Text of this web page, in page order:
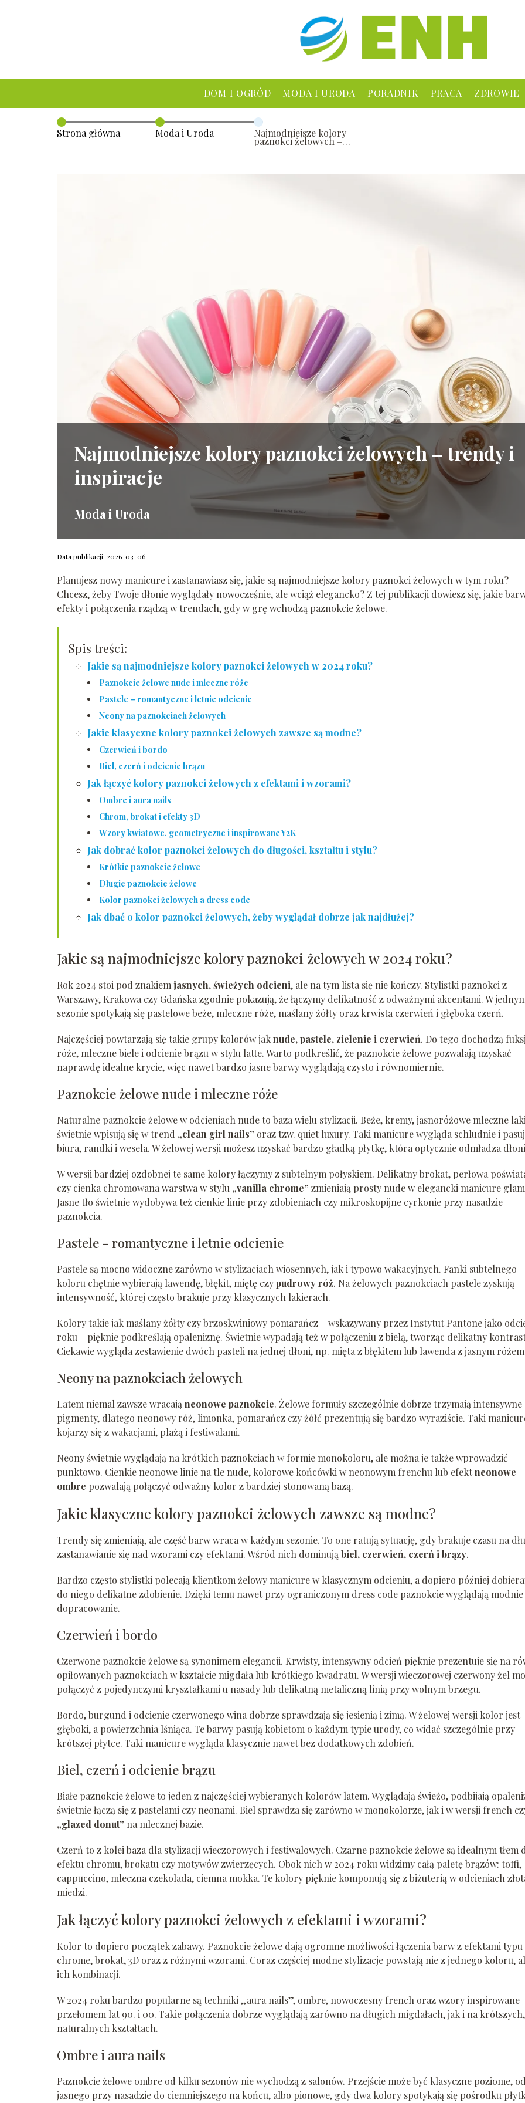
DOM I OGRÓD MODA I URODA PORADNIK PRACA ZDROWIE
Strona główna Moda i Uroda Najmodniejsze kolory
paznokci żelowych –
trendy i inspiracje
Najmodniejsze kolory paznokci żelowych – trendy i
inspiracje
Moda i Uroda
Data publikacji: 2026-03-06
Planujesz nowy manicure i zastanawiasz się, jakie są najmodniejsze kolory paznokci żelowych w tym roku?
Chcesz, żeby Twoje dłonie wyglądały nowocześnie, ale wciąż elegancko? Z tej publikacji dowiesz się, jakie
efekty i połączenia rządzą w trendach, gdy w grę wchodzą paznokcie żelowe.
Spis treści:
Jakie są najmodniejsze kolory paznokci żelowych w 2024 roku?
Paznokcie żelowe nude i mleczne róże
Pastele – romantyczne i letnie odcienie
Neony na paznokciach żelowych
Jakie klasyczne kolory paznokci żelowych zawsze są modne?
Czerwień i bordo
Biel, czerń i odcienie brązu
Jak łączyć kolory paznokci żelowych z efektami i wzorami?
Ombre i aura nails
Chrom, brokat i efekty 3D
Wzory kwiatowe, geometryczne i inspirowane Y2K
Jak dobrać kolor paznokci żelowych do długości, kształtu i stylu?
Krótkie paznokcie żelowe
Długie paznokcie żelowe
Kolor paznokci żelowych a dress code
Jak dbać o kolor paznokci żelowych, żeby wyglądał dobrze jak najdłużej?
Jakie są najmodniejsze kolory paznokci żelowych w 2024 roku?
Rok 2024 stoi pod znakiem jasnych, świeżych odcieni, ale na tym lista się nie kończy. Stylistki paznokci z
Warszawy, Krakowa czy Gdańska zgodnie pokazują, że łączymy delikatność z odważnymi akcentami. W
sezonie spotykają się pastelowe beże, mleczne róże, maślany żółty oraz krwista czerwień i głęboka czerń.
Najczęściej powtarzają się takie grupy kolorów jaknude, pastele, zielenie i czerwień. Do tego dochodzą
róże, mleczne biele i odcienie brązu w stylu latte. Warto podkreślić, że paznokcie żelowe pozwalają uzyskać
naprawdę idealne krycie, więc nawet bardzo jasne barwy wyglądają czysto i równomiernie.
Paznokcie żelowe nude i mleczne róże
Naturalne paznokcie żelowe w odcieniach nude to baza wielu stylizacji. Beże, kremy, jasnoróżowe mleczne
świetnie wpisują się w trend „clean girl nails” oraz tzw. quiet luxury. Taki manicure wygląda schludnie i
biura, randki i wesela. W żelowej wersji możesz uzyskać bardzo gładką płytkę, która optycznie odmładza
W wersji bardziej ozdobnej te same kolory łączymy z subtelnym połyskiem. Delikatny brokat, perłowa
czy cienka chromowana warstwa w stylu „vanilla chrome” zmieniają prosty nude w elegancki manicure
Jasne tło świetnie wydobywa też cienkie linie przy zdobieniach czy mikroskopijne cyrkonie przy nasadzie
paznokcia.
Pastele – romantyczne i letnie odcienie
Pastele są mocno widoczne zarówno w stylizacjach wiosennych, jak i typowo wakacyjnych. Fanki subtelnego
koloru chętnie wybierają lawendę, błękit, miętę czypudrowy róż. Na żelowych paznokciach pastele zyskują
intensywność, której często brakuje przy klasycznych lakierach.
Kolory takie jak maślany żółty czy brzoskwiniowy pomarańcz – wskazywany przez Instytut Pantone jako
roku – pięknie podkreślają opaleniznę. Świetnie wypadają też w połączeniu z bielą, tworząc delikatny
Ciekawie wygląda zestawienie dwóch pasteli na jednej dłoni, np. mięta z błękitem lub lawenda z jasnym
Neony na paznokciach żelowych
Latem niemal zawsze wracają neonowe paznokcie. Żelowe formuły szczególnie dobrze trzymają intensywne
pigmenty, dlatego neonowy róż, limonka, pomarańcz czy żółć prezentują się bardzo wyraziście. Taki
kojarzy się z wakacjami, plażą i festiwalami.
Neony świetnie wyglądają na krótkich paznokciach w formie monokoloru, ale można je także wprowadzić
punktowo. Cienkie neonowe linie na tle nude, kolorowe końcówki w neonowym frenchu lub efektneonowe
ombre pozwalają połączyć odważny kolor z bardziej stonowaną bazą.
Jakie klasyczne kolory paznokci żelowych zawsze są modne?
Trendy się zmieniają, ale część barw wraca w każdym sezonie. To one ratują sytuację, gdy brakuje czasu na
zastanawianie się nad wzorami czy efektami. Wśród nich dominują biel, czerwień, czerń i brązy.
Bardzo często stylistki polecają klientkom żelowy manicure w klasycznym odcieniu, a dopiero później
do niego delikatne zdobienie. Dzięki temu nawet przy ograniczonym dress code paznokcie wyglądają modnie
dopracowanie.
Czerwień i bordo
Czerwone paznokcie żelowe są synonimem elegancji. Krwisty, intensywny odcień pięknie prezentuje się na
opiłowanych paznokciach w kształcie migdała lub krótkiego kwadratu. W wersji wieczorowej czerwony żel
połączyć z pojedynczymi kryształkami u nasady lub delikatną metaliczną linią przy wolnym brzegu.
Bordo, burgund i odcienie czerwonego wina dobrze sprawdzają się jesienią i zimą. W żelowej wersji kolor jest
głęboki, a powierzchnia lśniąca. Te barwy pasują kobietom o każdym typie urody, co widać szczególnie przy
krótszej płytce. Taki manicure wygląda klasycznie nawet bez dodatkowych zdobień.
Biel, czerń i odcienie brązu
Białe paznokcie żelowe to jeden z najczęściej wybieranych kolorów latem. Wyglądają świeżo, podbijają
świetnie łączą się z pastelami czy neonami. Biel sprawdza się zarówno w monokolorze, jak i w wersji french
„glazed donut” na mlecznej bazie.
Czerń to z kolei baza dla stylizacji wieczorowych i festiwalowych. Czarne paznokcie żelowe są idealnym tłem
efektu chromu, brokatu czy motywów zwierzęcych. Obok nich w 2024 roku widzimy całą paletę brązów: toffi,
cappuccino, mleczna czekolada, ciemna mokka. Te kolory pięknie komponują się z biżuterią w odcieniach
miedzi.
Jak łączyć kolory paznokci żelowych z efektami i wzorami?
Kolor to dopiero początek zabawy. Paznokcie żelowe dają ogromne możliwości łączenia barw z efektami typu
chrome, brokat, 3D oraz z różnymi wzorami. Coraz częściej modne stylizacje powstają nie z jednego koloru,
ich kombinacji.
W 2024 roku bardzo popularne są techniki „aura nails”, ombre, nowoczesny french oraz wzory inspirowane
przełomem lat 90. i 00. Takie połączenia dobrze wyglądają zarówno na długich migdałach, jak i na krótszych,
naturalnych kształtach.
Ombre i aura nails
Paznokcie żelowe ombre od kilku sezonów nie wychodzą z salonów. Przejście może być klasyczne poziome, od
jasnego przy nasadzie do ciemniejszego na końcu, albo pionowe, gdy dwa kolory spotykają się pośrodku